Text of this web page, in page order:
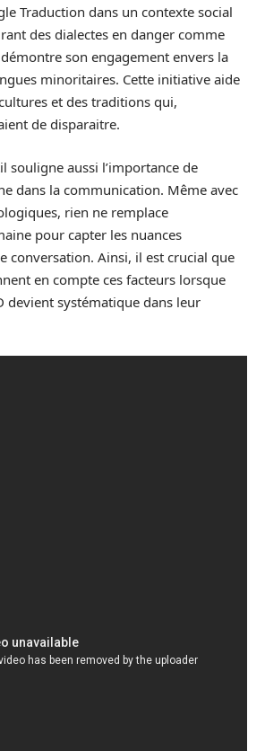
Traduction dans un contexte social
des dialectes en danger comme
démontre son engagement envers la
minoritaires. Cette initiative aide
et des traditions qui,
de disparaitre.
souligne aussi l’importance de
dans la communication. Même avec
rien ne remplace
pour capter les nuances
conversation. Ainsi, il est crucial que
en compte ces facteurs lorsque
devient systématique dans leur